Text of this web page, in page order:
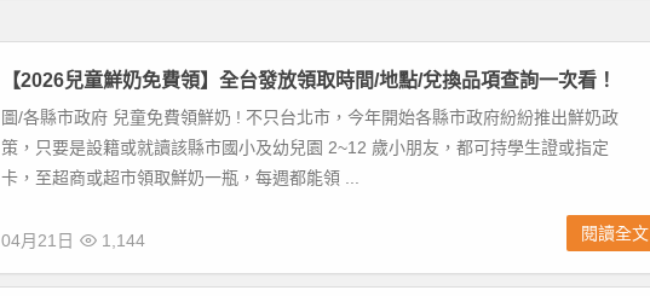
【2026兒童鮮奶免費領】全台發放領取時間/地點/兌換品項查詢一次看！
圖/各縣市政府 兒童免費領鮮奶 ! 不只台北市，今年開始各縣市政府紛紛推出鮮奶政
策，只要是設籍或就讀該縣市國小及幼兒園 2~12 歲小朋友，都可持學生證或指定
卡，至超商或超市領取鮮奶一瓶，每週都能領 ...
04月21日 1,144 閱讀全文